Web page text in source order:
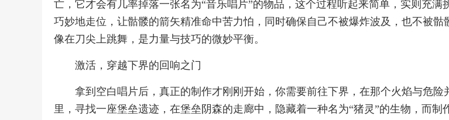
亡，它才会有几率掉落一张名为“音乐唱片”的物品，这个过程听起来简单，实则充满
巧妙地走位，让骷髅的箭矢精准命中苦力怕，同时确保自己不被爆炸波及，也不被骷
像在刀尖上跳舞，是力量与技巧的微妙平衡。
激活，穿越下界的回响之门
拿到空白唱片后，真正的制作才刚刚开始，你需要前往下界，在那个火焰与危险
里，寻找一座堡垒遗迹，在堡垒阴森的走廊中，隐藏着一种名为“猪灵”的生物，而制